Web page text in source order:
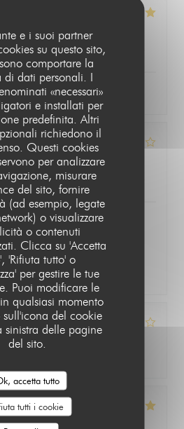
e i suoi partner
su questo sito,
comportare la
di dati personali. I
«necessari»
e installati per
predefinita. Altri
richiedono il
Questi cookies
per analizzare
misurare
del sito, fornire
(ad esempio, legate
o visualizzare
o contenuti
Clicca su 'Accetta
'Rifiuta tutto' o
per gestire le tue
Puoi modificare le
qualsiasi momento
del cookie
sinistra delle pagine
del sito.
accetta tutto
tutti i cookie
2
/5 Cucina: 5/5 Qualità / Prezzo
atmosphere
1
/5 Cucina: 3 /5 Qualità / Prezzo
cher pour ce qu’il y a dans
y avait peu d’accompagnement.
sont très sympathique et à
2
5
PARIS 17